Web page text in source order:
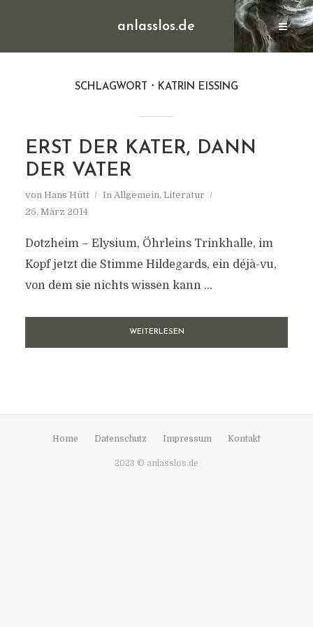
anlasslos.de
SCHLAGWORT KATRIN EISSING
ERST DER KATER, DANN
DER VATER
von Hans Hütt In Allgemein, Literatur
25. März 2014
Dotzheim – Elysium, Öhrleins Trinkhalle, im
Kopf jetzt die Stimme Hildegards, ein déjà-vu,
von dem sie nichts wissen kann …
WEITERLESEN
Home Datenschutz Impressum Kontakt
2023 © anlasslos.de